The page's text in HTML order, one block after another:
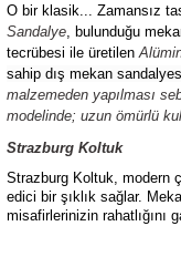
O bir klasik... Zamansız
Sandalye , bulunduğu
tecrübesi ile üretilen
sahip dış mekan
malzemeden yapılması
modelinde; uzun ömürlü
Strazburg Koltuk
Strazburg Koltuk, modern
edici bir şıklık sağlar.
misafirlerinizin rahatlığını